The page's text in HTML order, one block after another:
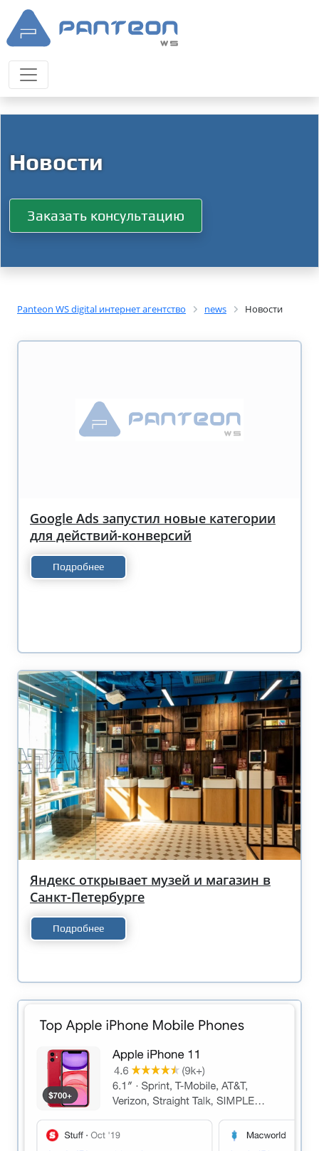
Новости
Заказать консультацию
Panteon WS digital интернет агентство news Новости
Google Ads запустил новые категории
для действий-конверсий
Подробнее
Яндекс открывает музей и магазин в
Санкт-Петербурге
Подробнее